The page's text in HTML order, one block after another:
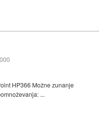
HP366 Možne zunanje
...